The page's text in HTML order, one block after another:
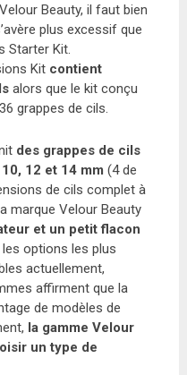
Beauty, il faut bien
plus excessif que
Starter Kit.
Kit contient
alors que le kit conçu
grappes de cils.
des grappes de cils
12 et 14 mm (4 de
de cils complet à
marque Velour Beauty
et un petit flacon
options les plus
actuellement,
affirment que la
de modèles de
la gamme Velour
un type de